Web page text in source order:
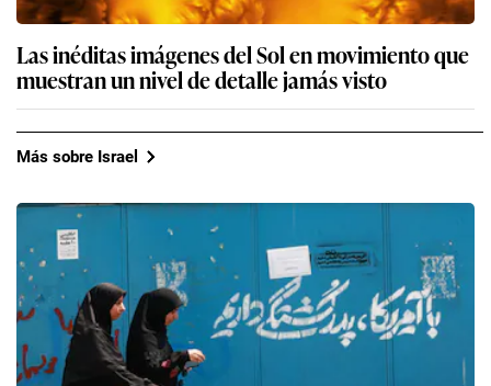
Las inéditas imágenes del Sol en movimiento que
muestran un nivel de detalle jamás visto
Más sobre Israel